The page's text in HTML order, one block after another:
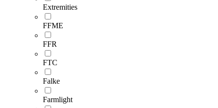
Extremities
FFME
FFR
FTC
Falke
Farmlight